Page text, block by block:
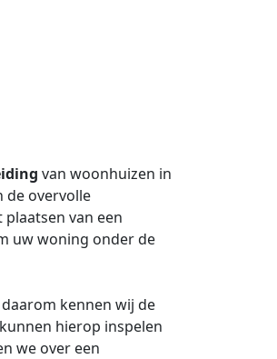
van woonhuizen in
de overvolle
van een
uw woning onder de
kennen wij de
hierop inspelen
we over een